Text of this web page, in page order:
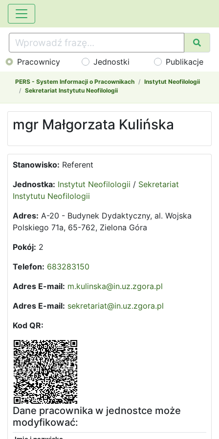
Pracownicy Jednostki Publikacje
PERS - System Informacji o Pracownikach
Instytut Neofilologii
Sekretariat Instytutu Neofilologii
mgr Małgorzata Kulińska
Stanowisko: Referent
Jednostka: Instytut Neofilologii / Sekretariat
Instytutu Neofilologii
Adres: A-20 - Budynek Dydaktyczny, al. Wojska
Polskiego 71a, 65-762, Zielona Góra
Pokój: 2
Telefon: 683283150
Adres E-mail: m.kulinska@in.uz.zgora.pl
Adres E-mail: sekretariat@in.uz.zgora.pl
Kod QR:
Dane pracownika w jednostce może
modyfikować: